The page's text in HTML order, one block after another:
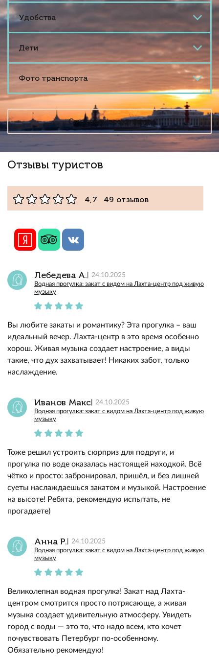
Удобства
Дети
Фото транспорта
Смотреть все ответы
Отзывы туристов
4,7 49 отзывов
Лебедева А. 24.10.2025
Водная прогулка: закат с видом на Лахта-центр под живую
музыку
Вы любите закаты и романтику? Эта прогулка – ваш
идеальный вечер. Лахта-центр в это время особенно
хорош. Живая музыка создает настроение, а виды
такие, что дух захватывает! Никаких забот, только
наслаждение.
Иванов Макс 24.10.2025
Водная прогулка: закат с видом на Лахта-центр под живую
музыку
Тоже решил устроить сюрприз для подруги, и
прогулка по воде оказалась настоящей находкой. Всё
чётко и просто: забронировал, пришёл, и без лишней
суеты наслаждаешься закатом и музыкой. Настроение
на высоте! Ребята, рекомендую испытать, не
прогадаете)
Анна Р. 24.10.2025
Водная прогулка: закат с видом на Лахта-центр под живую
музыку
Великолепная водная прогулка! Закат над Лахта-
центром смотрится просто потрясающе, а живая
музыка создает удивительную атмосферу. Увидеть
город с воды — это то, что надо всем, кто хочет
почувствовать Петербург по-особенному.
Обязательно рекомендую!